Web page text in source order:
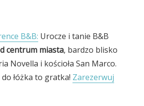
B&B: Urocze i tanie B&B
centrum miasta, bardzo blisko
Novella i kościoła San Marco.
łóżka to gratka! Zarezerwuj